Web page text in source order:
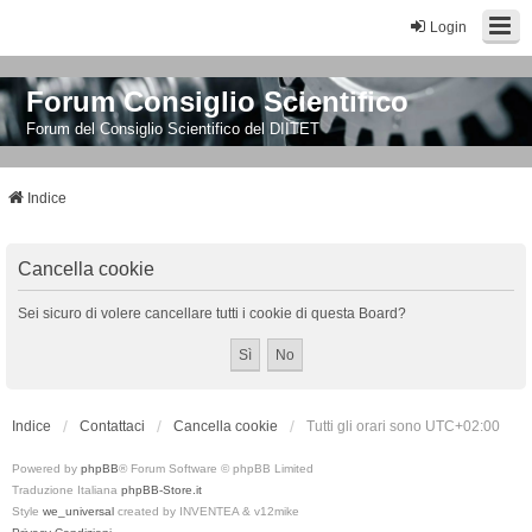
Login
Forum Consiglio Scientifico
Forum del Consiglio Scientifico del DIITET
Indice
Cancella cookie
Sei sicuro di volere cancellare tutti i cookie di questa Board?
Indice Contattaci Cancella cookie Tutti gli orari sono UTC+02:00
Powered by phpBB® Forum Software © phpBB Limited
Traduzione Italiana phpBB-Store.it
Style we_universal created by INVENTEA & v12mike